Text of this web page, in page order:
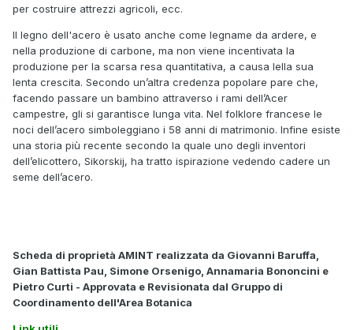
per costruire attrezzi agricoli, ecc.
Il legno dell'acero è usato anche come legname da ardere, e
nella produzione di carbone, ma non viene incentivata la
produzione per la scarsa resa quantitativa, a causa lella sua
lenta crescita. Secondo un’altra credenza popolare pare che,
facendo passare un bambino attraverso i rami dell’Acer
campestre, gli si garantisce lunga vita. Nel folklore francese le
noci dell’acero simboleggiano i 58 anni di matrimonio. Infine esiste
una storia più recente secondo la quale uno degli inventori
dell’elicottero, Sikorskij, ha tratto ispirazione vedendo cadere un
seme dell’acero.
Scheda di proprietà AMINT realizzata da Giovanni Baruffa,
Gian Battista Pau, Simone Orsenigo, Annamaria Bononcini e
Pietro Curti - Approvata e Revisionata dal Gruppo di
Coordinamento dell'Area Botanica